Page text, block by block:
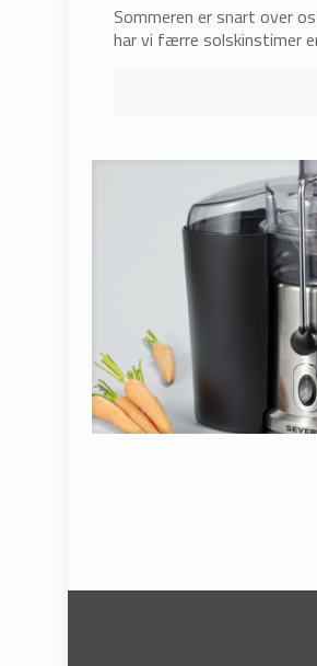
Sommeren er snart over
har vi færre solskinstimer